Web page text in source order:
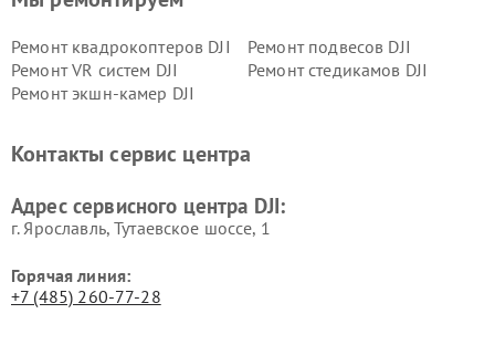
Ремонт квадрокоптеров DJI
Ремонт подвесов DJI
Ремонт VR систем DJI
Ремонт стедикамов DJI
Ремонт экшн-камер DJI
Контакты сервис центра
Адрес сервисного центра DJI:
г. Ярославль, Тутаевское шоссе, 1
Горячая линия:
+7 (485) 260-77-28